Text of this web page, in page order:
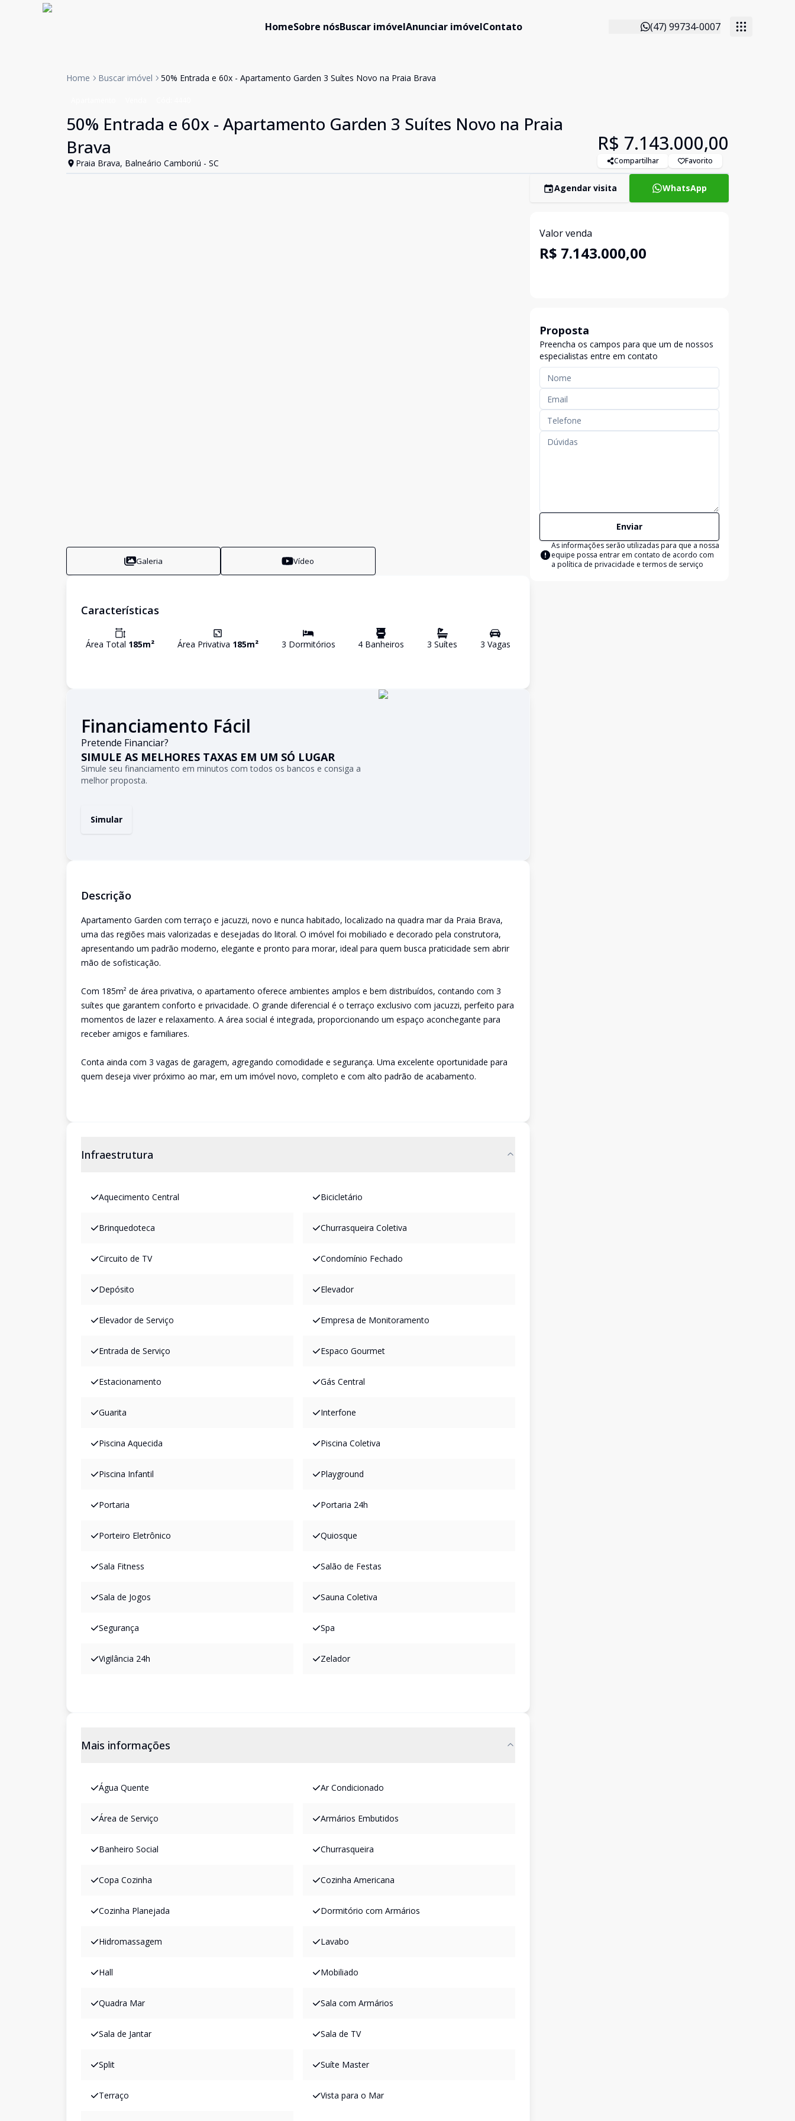
HomeSobre nósBuscar imóvelAnunciar imóvelContato (47) 99734-0007
Home Buscar imóvel 50% Entrada e 60x - Apartamento Garden 3 Suítes Novo na Praia Brava
50% Entrada e 60x - Apartamento Garden 3 Suítes Novo na Praia
Brava
Praia Brava, Balneário Camboriú - SC
R$ 7.143.000,00
Compartilhar Favorito
Galeria Vídeo
Características
Área Total 185m² Área Privativa 185m² 3 Dormitórios 4 Banheiros 3 Suítes 3 Vagas
Financiamento Fácil
Pretende Financiar?
SIMULE AS MELHORES TAXAS EM UM SÓ LUGAR
Simule seu financiamento em minutos com todos os bancos e consiga a
melhor proposta.
Simular
Descrição
Apartamento Garden com terraço e jacuzzi, novo e nunca habitado, localizado na quadra mar da Praia Brava,
uma das regiões mais valorizadas e desejadas do litoral. O imóvel foi mobiliado e decorado pela construtora,
apresentando um padrão moderno, elegante e pronto para morar, ideal para quem busca praticidade sem abrir
mão de sofisticação.
Com 185m² de área privativa, o apartamento oferece ambientes amplos e bem distribuídos, contando com 3
suítes que garantem conforto e privacidade. O grande diferencial é o terraço exclusivo com jacuzzi, perfeito para
momentos de lazer e relaxamento. A área social é integrada, proporcionando um espaço aconchegante para
receber amigos e familiares.
Conta ainda com 3 vagas de garagem, agregando comodidade e segurança. Uma excelente oportunidade para
quem deseja viver próximo ao mar, em um imóvel novo, completo e com alto padrão de acabamento.
Infraestrutura
Aquecimento Central Bicicletário
Brinquedoteca Churrasqueira Coletiva
Circuito de TV Condomínio Fechado
Depósito Elevador
Elevador de Serviço Empresa de Monitoramento
Entrada de Serviço Espaco Gourmet
Estacionamento Gás Central
Guarita Interfone
Piscina Aquecida Piscina Coletiva
Piscina Infantil Playground
Portaria Portaria 24h
Porteiro Eletrônico Quiosque
Sala Fitness Salão de Festas
Sala de Jogos Sauna Coletiva
Segurança Spa
Vigilância 24h Zelador
Mais informações
Água Quente Ar Condicionado
Área de Serviço Armários Embutidos
Banheiro Social Churrasqueira
Copa Cozinha Cozinha Americana
Cozinha Planejada Dormitório com Armários
Hidromassagem Lavabo
Hall Mobiliado
Quadra Mar Sala com Armários
Sala de Jantar Sala de TV
Split Suíte Master
Terraço Vista para o Mar
Agendar visita WhatsApp
Valor venda
R$ 7.143.000,00
Proposta
Preencha os campos para que um de nossos
especialistas entre em contato
Enviar
As informações serão utilizadas para que a nossa
equipe possa entrar em contato de acordo com
a política de privacidade e termos de serviço